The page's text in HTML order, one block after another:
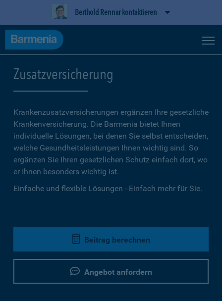
Berthold Rennar kontaktieren
Zusatzversicherung
Krankenzusatzversicherungen ergänzen Ihre gesetzliche
Kranken­versicherung. Die Barmenia bietet Ihnen
individuelle Lösungen, bei denen Sie selbst entscheiden,
welche Gesundheitsleistungen Ihnen wichtig sind. So
ergänzen Sie Ihren gesetzlichen Schutz einfach dort, wo
er Ihnen besonders wichtig ist.
Einfache und flexible Lösungen - Einfach mehr für Sie.
Beitrag berechnen
Angebot anfordern